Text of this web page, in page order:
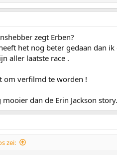
zegt Erben?
het nog beter gedaan dan ik
aller laatste race .
om verfilmd te worden !
mooier dan de Erin Jackson story.
zei: